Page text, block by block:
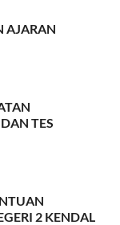
AJARAN
TES
2 KENDAL